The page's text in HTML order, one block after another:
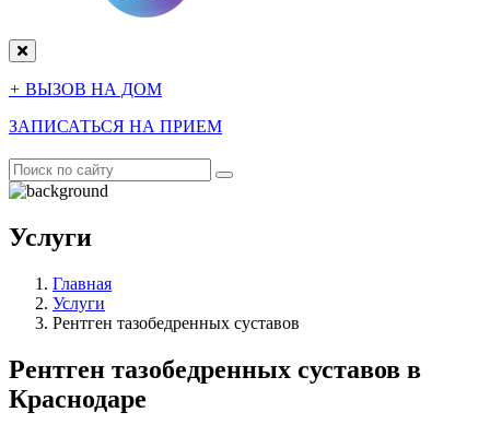
+ ВЫЗОВ НА ДОМ
ЗАПИСАТЬСЯ НА ПРИЕМ
Услуги
Главная
Услуги
Рентген тазобедренных суставов
Рентген тазобедренных суставов в
Краснодаре